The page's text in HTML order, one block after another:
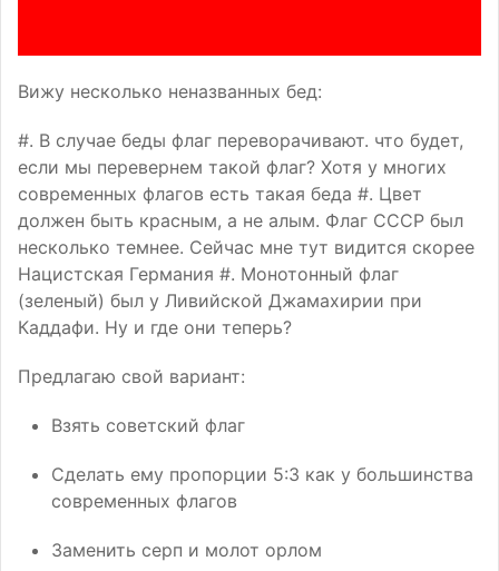
Вижу несколько неназванных бед:
#. В случае беды флаг переворачивают. что будет,
если мы перевернем такой флаг? Хотя у многих
современных флагов есть такая беда #. Цвет
должен быть красным, а не алым. Флаг СССР был
несколько темнее. Сейчас мне тут видится скорее
Нацистская Германия #. Монотонный флаг
(зеленый) был у Ливийской Джамахирии при
Каддафи. Ну и где они теперь?
Предлагаю свой вариант:
Взять советский флаг
Сделать ему пропорции 5:3 как у большинства
современных флагов
Заменить серп и молот орлом